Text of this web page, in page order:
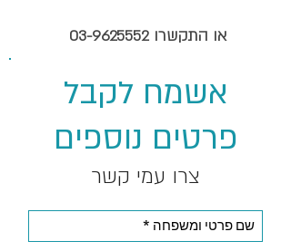
או התקשרו 03-9625552
אשמח לקבל
פרטים נוספים
צרו עמי קשר